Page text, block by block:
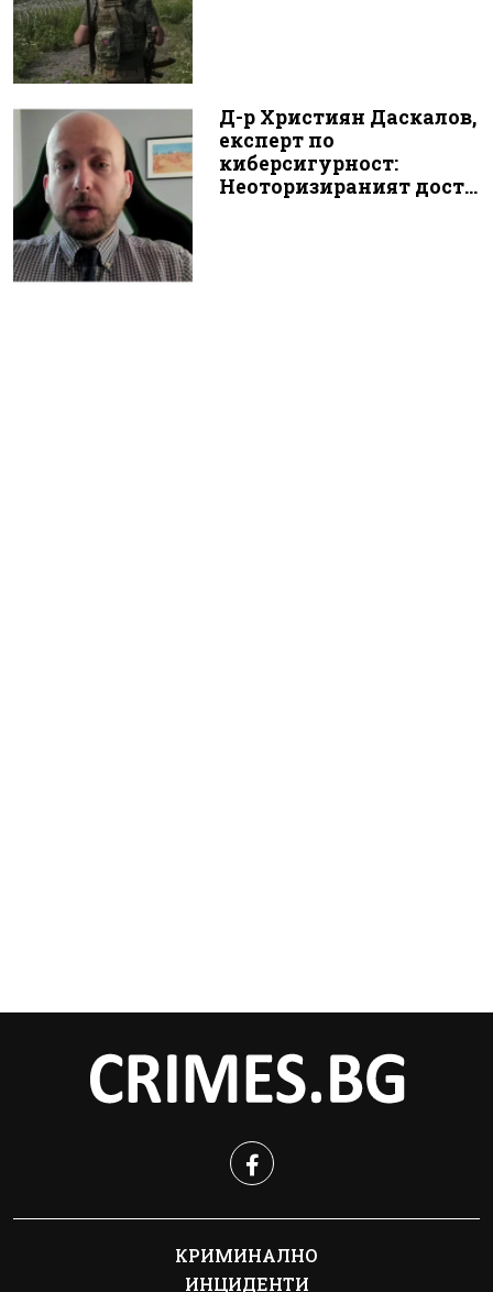
Д-р Християн Даскалов,
експерт по
киберсигурност:
Неоторизираният дост...
КРИМИНАЛНО
ИНЦИДЕНТИ